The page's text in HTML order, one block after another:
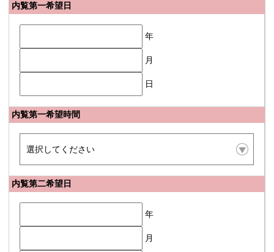
内覧第一希望日
年
月
日
内覧第一希望時間
内覧第二希望日
年
月